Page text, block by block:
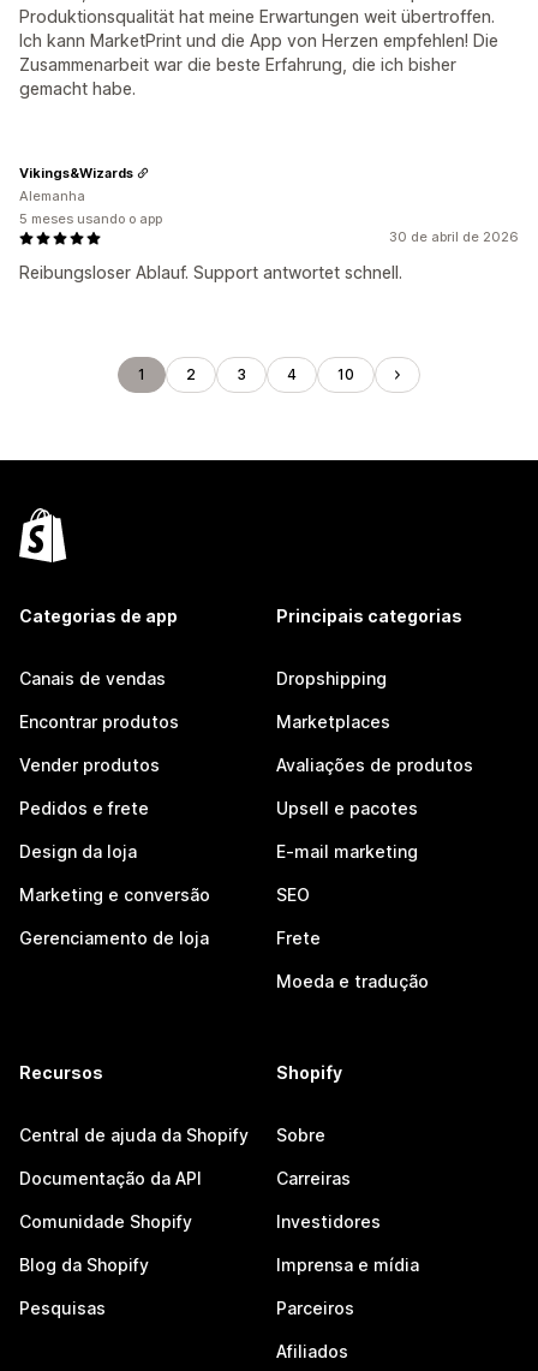
Produktionsqualität hat meine Erwartungen weit übertroffen.
Ich kann MarketPrint und die App von Herzen empfehlen! Die
Zusammenarbeit war die beste Erfahrung, die ich bisher
gemacht habe.
30 de abril de 2026
Reibungsloser Ablauf. Support antwortet schnell.
Vikings&Wizards
Alemanha
5 meses usando o app
1 2 3 4 10
Categorias de app
Canais de vendas
Encontrar produtos
Vender produtos
Pedidos e frete
Design da loja
Marketing e conversão
Gerenciamento de loja
Principais categorias
Dropshipping
Marketplaces
Avaliações de produtos
Upsell e pacotes
E-mail marketing
SEO
Frete
Moeda e tradução
Recursos
Central de ajuda da Shopify
Documentação da API
Comunidade Shopify
Blog da Shopify
Pesquisas
Shopify
Sobre
Carreiras
Investidores
Imprensa e mídia
Parceiros
Afiliados